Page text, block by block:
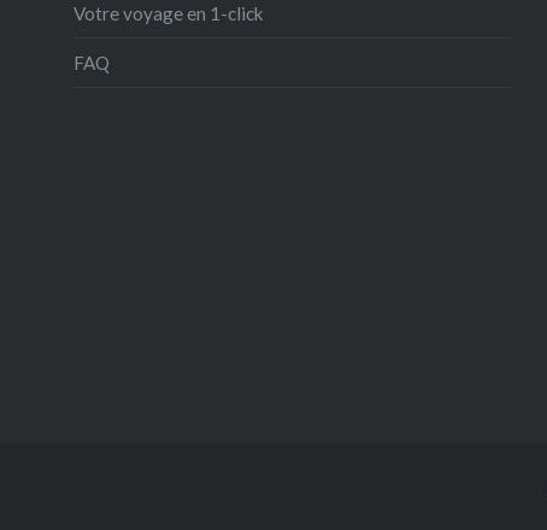
Votre voyage en 1-click
FAQ